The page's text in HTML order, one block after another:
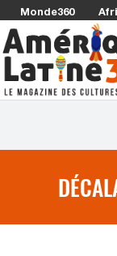
Monde360